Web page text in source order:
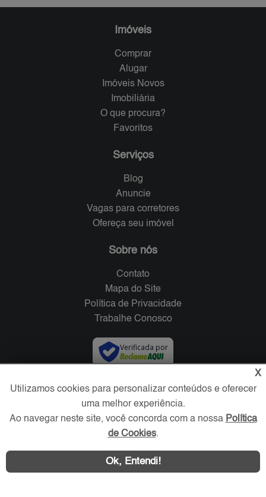
Imóveis
Comprar
Alugar
Imóveis Novos
Imobiliária
O que procura?
Favoritos
Serviços
Blog
Anuncie
Vagas para corretores
Ofereça seu imóvel
Sobre nós
Contato
Mapa do Site
Política de Privacidade
Trabalhe Conosco
Verificada por
Redes Sociais
X
Utilizamos cookies para personalizar conteúdos e oferecer
uma melhor experiência.
Ao navegar neste site, você concorda com a nossa Política
de Cookies.
Ok, Entendi!